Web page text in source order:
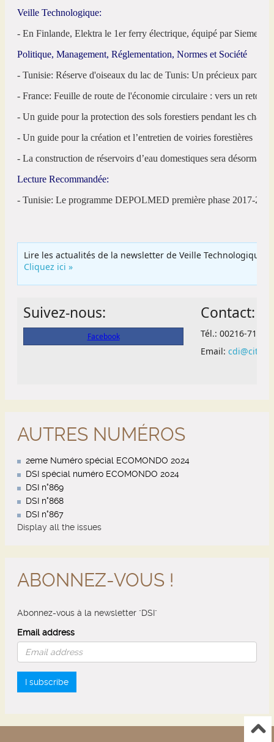
AUTRES NUMÉROS
2eme Numéro spécial ECOMONDO 2024
DSI spécial numéro ECOMONDO 2024
DSI n°869
DSI n°868
DSI n°867
Display all the issues
ABONNEZ-VOUS !
Abonnez-vous à la newsletter "DSI"
Email address
I subscribe